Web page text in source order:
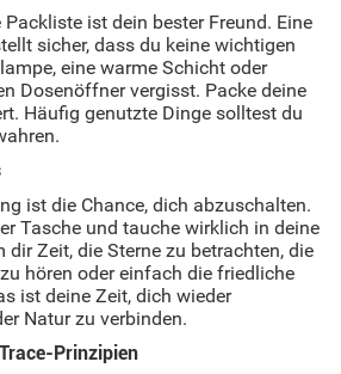
ist dein bester Freund. Eine
sicher, dass du keine wichtigen
eine warme Schicht oder
Dosenöffner vergisst. Packe deine
Häufig genutzte Dinge solltest du
ist die Chance, dich abzuschalten.
Tasche und tauche wirklich in deine
dir Zeit, die Sterne zu betrachten, die
hören oder einfach die friedliche
ist deine Zeit, dich wieder
Natur zu verbinden.
Prinzipien